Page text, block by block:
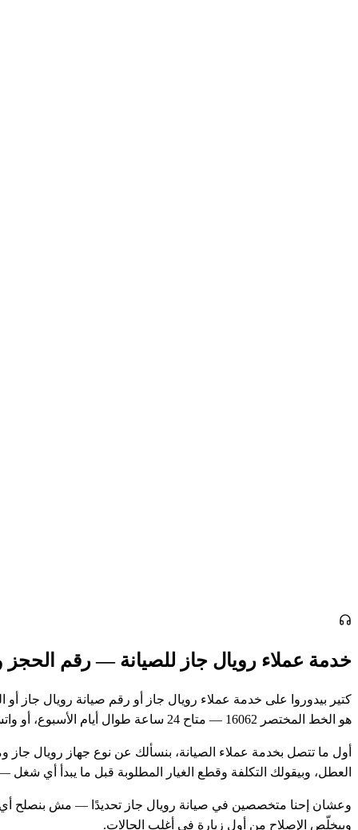
خدمة عملاء رويال جاز للصيانة — رقم الحجز
كتير بيدوروا على خدمة عملاء رويال جاز أو رقم صيانة رويال
هو الخط المختصر 16062 — متاح 24 ساعة طوال أيام الأسبوع، أو واتساب 01050887010.
أول ما تتصل بخدمة عملاء الصيانة، بنسألك عن نوع جهاز رويال
العطل، وبيقولك التكلفة وقطع الغيار المطلوبة قبل ما يبدأ أي
وعشان إحنا متخصصين في صيانة رويال جاز تحديدًا — مش بنصلح أي
وبيخلّص الإصلاح من أول زيارة في أغلب الحالات.